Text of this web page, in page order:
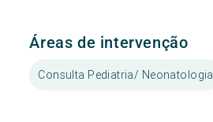
Áreas de intervenção
Consulta Pediatria/ Neonatologia